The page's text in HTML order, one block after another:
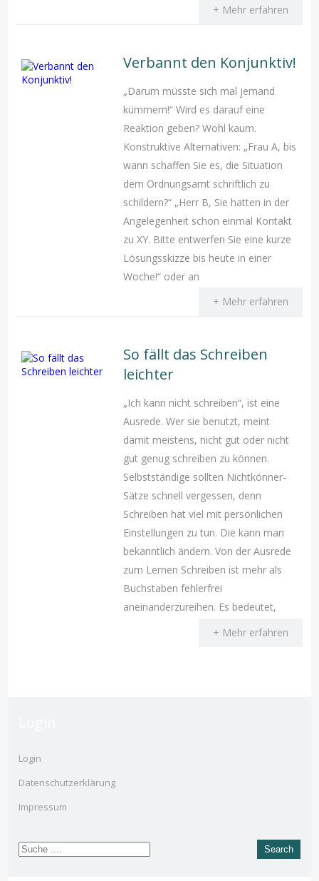
+ Mehr erfahren
Verbannt den Konjunktiv!
„Darum müsste sich mal jemand
kümmern!“ Wird es darauf eine
Reaktion geben? Wohl kaum.
Konstruktive Alternativen: „Frau A, bis
wann schaffen Sie es, die Situation
dem Ordnungsamt schriftlich zu
schildern?“ „Herr B, Sie hatten in der
Angelegenheit schon einmal Kontakt
zu XY. Bitte entwerfen Sie eine kurze
Lösungsskizze bis heute in einer
Woche!“ oder an
+ Mehr erfahren
So fällt das Schreiben
leichter
„Ich kann nicht schreiben“, ist eine
Ausrede. Wer sie benutzt, meint
damit meistens, nicht gut oder nicht
gut genug schreiben zu können.
Selbstständige sollten Nichtkönner-
Sätze schnell vergessen, denn
Schreiben hat viel mit persönlichen
Einstellungen zu tun. Die kann man
bekanntlich ändern. Von der Ausrede
zum Lernen Schreiben ist mehr als
Buchstaben fehlerfrei
aneinanderzureihen. Es bedeutet,
+ Mehr erfahren
Login
Datenschutzerklärung
Impressum